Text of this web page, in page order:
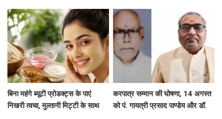
शेयर किया अपना #GRWM वीडियो?
बिना महंगे ब्यूटी प्रोडक्ट्स के पाएं
निखरी त्वचा, मुल्तानी मिट्टी के साथ
करपात्र सम्मान की घोषणा, 14 अगस्त
को पं. गायत्री प्रसाद पाण्डेय और डॉ.